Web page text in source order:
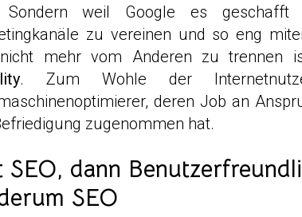
Sondern weil Google es geschafft
zu vereinen und so eng
mehr vom Anderen zu trennen
. Zum Wohle der
deren Job an
zugenommen hat.
SEO, dann
SEO